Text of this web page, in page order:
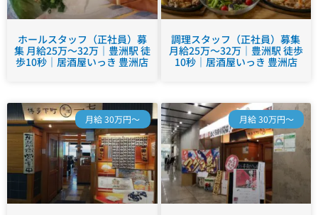
ホールスタッフ（正社員）募
集 月給25万～32万｜豊洲駅 徒
歩10秒｜居酒屋いっき 豊洲店
調理スタッフ（正社員）募集
月給25万～32万｜豊洲駅 徒歩
10秒｜居酒屋いっき 豊洲店
月給 30万円～ 月給 30万円～